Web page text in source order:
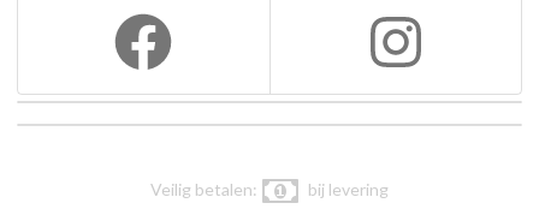
Veilig betalen: bij levering